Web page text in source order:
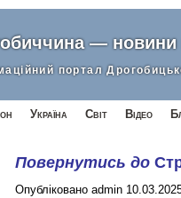
—
портал
Україна Світ Відео
Повернутись до
Опубліковано admin